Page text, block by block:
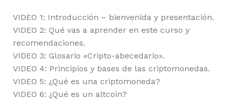
VIDEO 1: Introducción – bienvenida y presentación.
VIDEO 2: Qué vas a aprender en este curso y
recomendaciones.
VIDEO 3: Glosario «Cripto-abecedario».
VIDEO 4: Principios y bases de las criptomonedas.
VIDEO 5: ¿Qué es una criptomoneda?
VIDEO 6: ¿Qué es un altcoin?